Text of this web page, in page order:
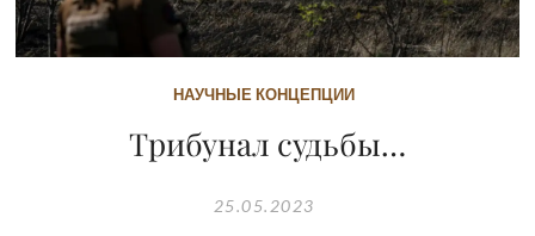
НАУЧНЫЕ КОНЦЕПЦИИ
Трибунал судьбы…
25.05.2023